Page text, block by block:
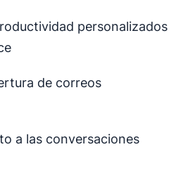
personalizados
de correos
a las conversaciones